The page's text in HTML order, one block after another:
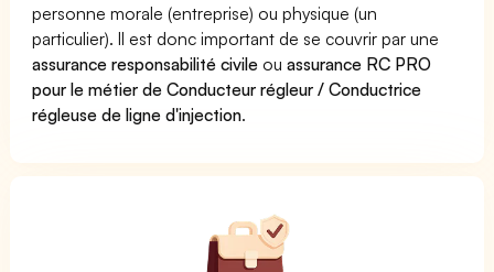
personne morale (entreprise) ou physique (un
particulier). Il est donc important de se couvrir par une
assurance responsabilité civile ouassurance RC PRO
pour le métier de Conducteur régleur / Conductrice
régleuse de ligne d'injection.